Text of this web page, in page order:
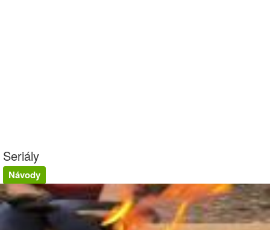
Seriály
Návody